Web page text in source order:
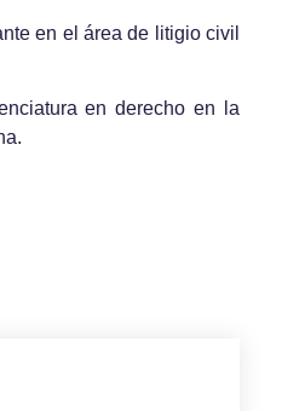
en el área de litigio civil
en derecho en la